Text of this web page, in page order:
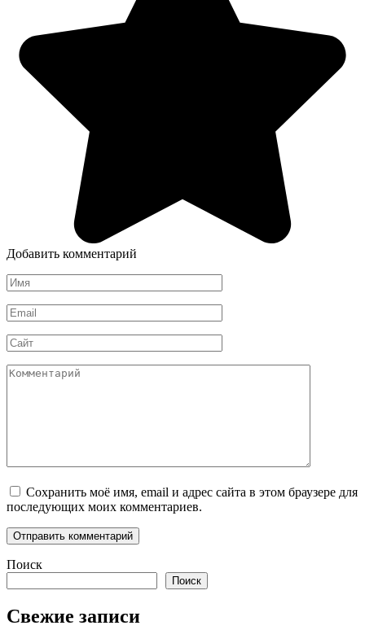
Добавить комментарий
Имя
*
Email
*
Сайт
Комментарий
Сохранить моё имя, email и адрес сайта в этом браузере для
последующих моих комментариев.
Поиск
Поиск
Свежие записи